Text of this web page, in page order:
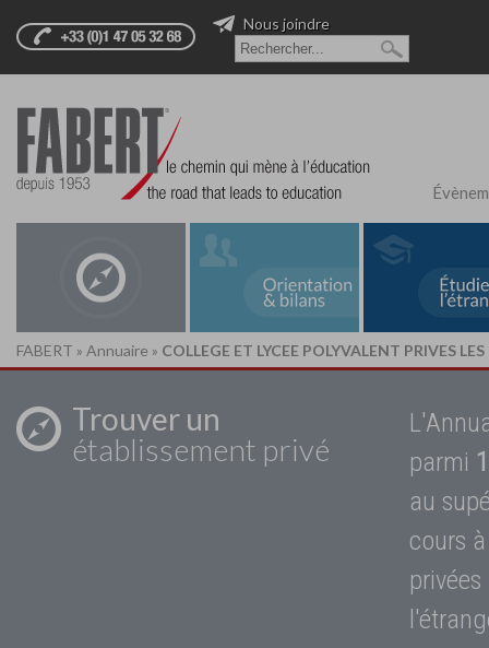
Nous joindre
FABERT » Annuaire » COLLEGE ET LYCEE POLYVALENT PRIVES
Trouver un
établissement privé
parmi
au
cours